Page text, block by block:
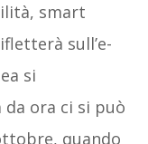
smart
sull’e-
si
ora ci si può
quando